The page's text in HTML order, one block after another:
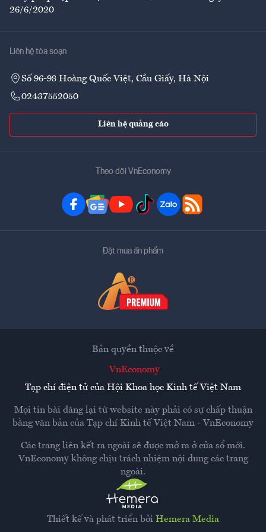
26/6/2020
Liên hệ tòa soạn
Số 96-98 Hoàng Quốc Việt, Cầu Giấy, Hà Nội
02437552050
Liên hệ quảng cáo
Theo dõi VnEconomy
Đặt mua ấn phẩm
Thiết kế và phát triển bởi Hemera Media
Bản quyền thuộc về
VnEconomy
Tạp chí điện tử của Hội Khoa học Kinh tế Việt Nam
Mọi tin bài đăng lại từ website này phải có sự chấp thuận
bằng văn bản của Tạp chí Kinh tế Việt Nam - VnEconomy
Các trang liên kết ra ngoài sẽ được mở ra ở cửa sổ mới.
VnEconomy không chịu trách nhiệm nội dung các trang
ngoài.